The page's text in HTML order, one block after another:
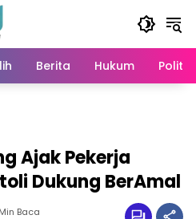
Berita Hukum Politik
Ajak Pekerja
Dukung BerAmal
Baca